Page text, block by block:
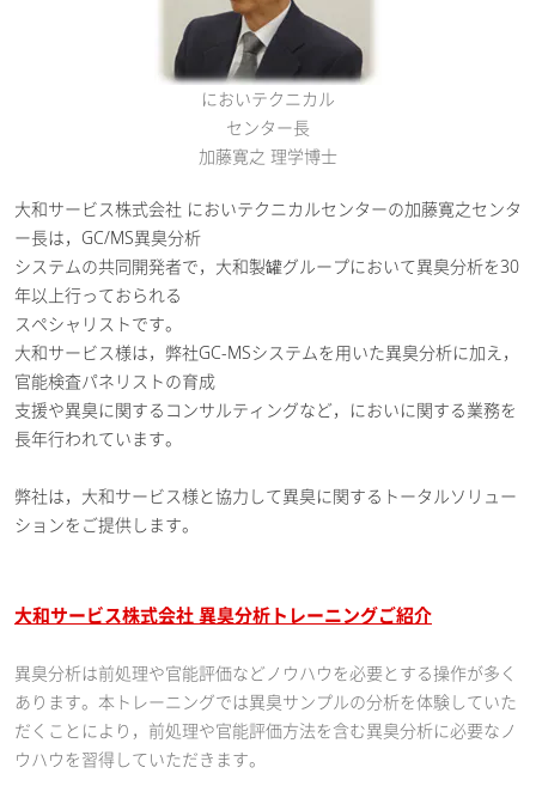
においテクニカル
センター長
加藤寛之 理学博士
大和サービス株式会社 においテクニカルセンターの加藤寛之センタ
ー長は，GC/MS異臭分析
システムの共同開発者で，大和製罐グループにおいて異臭分析を30
年以上行っておられる
スペシャリストです。
大和サービス様は，弊社GC-MSシステムを用いた異臭分析に加え，
官能検査パネリストの育成
支援や異臭に関するコンサルティングなど，においに関する業務を
長年行われています。
弊社は，大和サービス様と協力して異臭に関するトータルソリュー
ションをご提供します。
大和サービス株式会社 異臭分析トレーニングご紹介
異臭分析は前処理や官能評価などノウハウを必要とする操作が多く
あります。本トレーニングでは異臭サンプルの分析を体験していた
だくことにより，前処理や官能評価方法を含む異臭分析に必要なノ
ウハウを習得していただきます。